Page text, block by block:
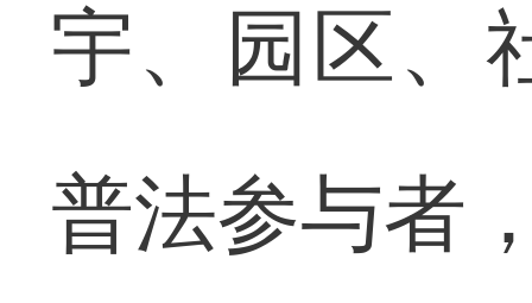
宇、园区、
普法参与者